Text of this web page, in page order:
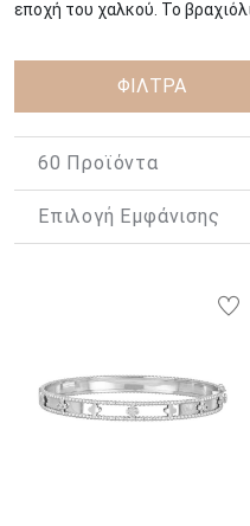
εποχή του χαλκού. Το
από μερικούς λαούς ήταν
αναγνωρίζονται στις μάχες.
Κατά το παρελθόν πίστευαν
αριστερό χέρι ενισχύει τα
δεξί τη δημιουργία, τη τέχνη
Το βραχιόλι είτε λιτό όπως
με πολλές πολύτιμες η
ΚΟΣΜΗΜΑ ΚΟΤΣΩΝΗΣθα
εμφάνιση σας.
ΦΙΛΤΡΑ